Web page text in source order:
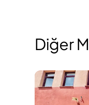
Diğer